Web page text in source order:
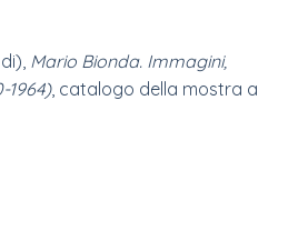
Mario Bionda. Immagini,
1964), catalogo della mostra a